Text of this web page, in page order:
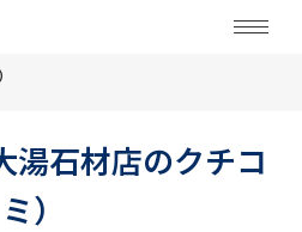
湯石材店のクチコ
ミ）